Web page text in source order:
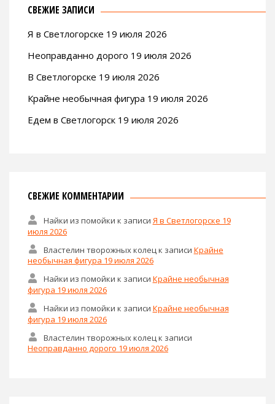
СВЕЖИЕ ЗАПИСИ
Я в Светлогорске 19 июля 2026
Неоправданно дорого 19 июля 2026
В Светлогорске 19 июля 2026
Крайне необычная фигура 19 июля 2026
Едем в Светлогорск 19 июля 2026
СВЕЖИЕ КОММЕНТАРИИ
Найки из помойки к записи Я в Светлогорске 19
июля 2026
Властелин творожных колец к записи Крайне
необычная фигура 19 июля 2026
Найки из помойки к записи Крайне необычная
фигура 19 июля 2026
Найки из помойки к записи Крайне необычная
фигура 19 июля 2026
Властелин творожных колец к записи
Неоправданно дорого 19 июля 2026